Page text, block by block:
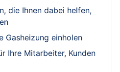
die Ihnen dabei helfen,
Gasheizung einholen
Ihre Mitarbeiter, Kunden